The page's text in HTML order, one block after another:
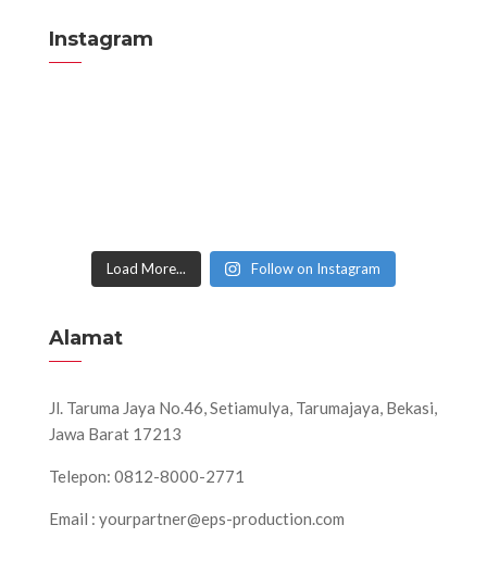
Instagram
Load More... Follow on Instagram
Alamat
Jl. Taruma Jaya No.46, Setiamulya, Tarumajaya, Bekasi,
Jawa Barat 17213
Telepon: 0812-8000-2771
Email : yourpartner@eps-production.com